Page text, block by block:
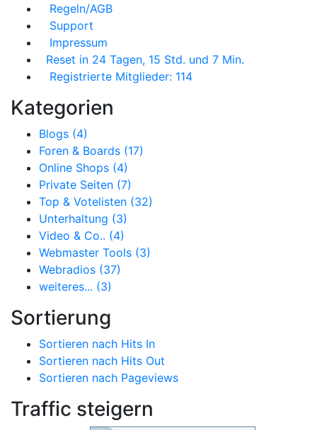
Regeln/AGB
Support
Impressum
Reset in 24 Tagen, 15 Std. und 7 Min.
Registrierte Mitglieder: 114
Kategorien
Blogs (4)
Foren & Boards (17)
Online Shops (4)
Private Seiten (7)
Top & Votelisten (32)
Unterhaltung (3)
Video & Co.. (4)
Webmaster Tools (3)
Webradios (37)
weiteres... (3)
Sortierung
Sortieren nach Hits In
Sortieren nach Hits Out
Sortieren nach Pageviews
Traffic steigern